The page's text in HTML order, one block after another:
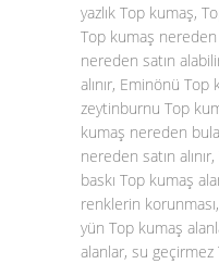
yazlık Top kumaş,
Top kumaş
nereden satın
alınır, Eminönü Top
zeytinburnu Top
kumaş nereden
nereden satın
baskı Top kumaş
renklerin
yün Top kumaş
alanlar, su geçirmez